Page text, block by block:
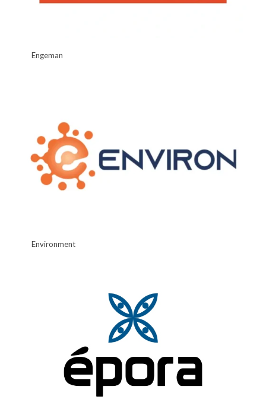
Engeman
Environment